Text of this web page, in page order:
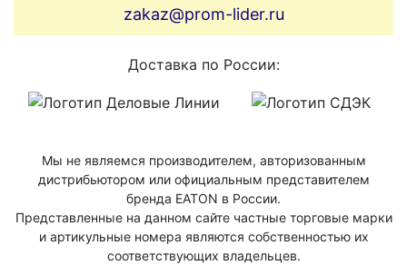
zakaz@prom-lider.ru
Доставка по России:
Мы не являемся производителем, авторизованным
дистрибьютором или официальным представителем
бренда ЕАТОN в России.
Представленные на данном сайте частные торговые марки
и артикульные номера являются собственностью их
соответствующих владельцев.